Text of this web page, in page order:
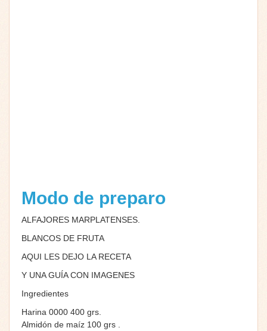
Modo de preparo
ALFAJORES MARPLATENSES.
BLANCOS DE FRUTA
AQUI LES DEJO LA RECETA
Y UNA GUÍA CON IMAGENES
Ingredientes
Harina 0000 400 grs.
Almidón de maíz 100 grs .